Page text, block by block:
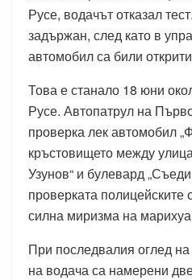
Русе, водачът отказал
задържан, след като в
автомобил са били
Това е станало 18 юни
Русе. Автопатрул на
проверка лек автомобил
кръстовището между
Узунов“ и булевард
проверката полицейските
силна миризма на
При последвалия оглед
на водача са намерени